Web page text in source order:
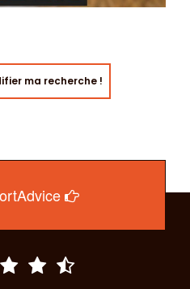
ma recherche !